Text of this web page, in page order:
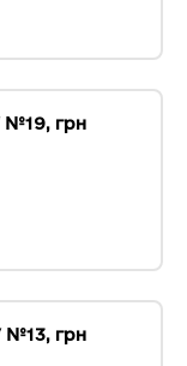
№19, грн
№13, грн